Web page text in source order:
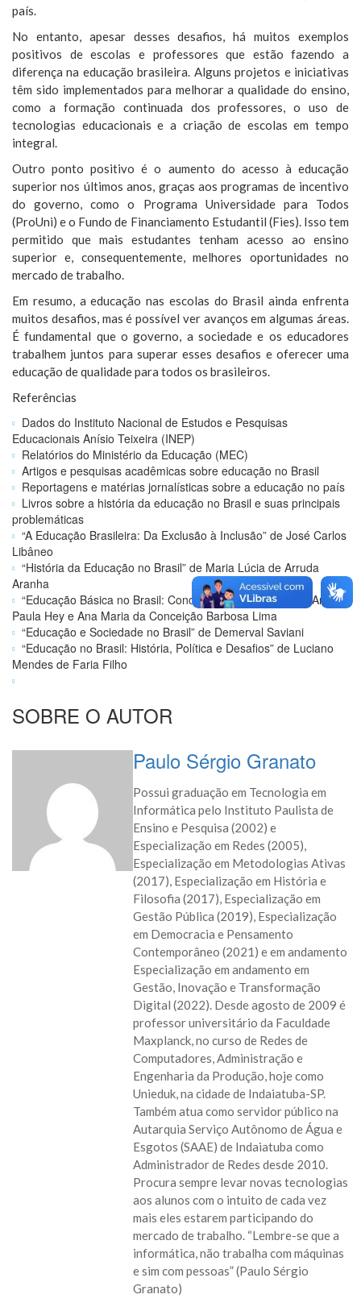
país.
No entanto, apesar desses desafios, há muitos exemplos
positivos de escolas e professores que estão fazendo a
diferença na educação brasileira. Alguns projetos e iniciativas
têm sido implementados para melhorar a qualidade do ensino,
como a formação continuada dos professores, o uso de
tecnologias educacionais e a criação de escolas em tempo
integral.
Outro ponto positivo é o aumento do acesso à educação
superior nos últimos anos, graças aos programas de incentivo
do governo, como o Programa Universidade para Todos
(ProUni) e o Fundo de Financiamento Estudantil (Fies). Isso tem
permitido que mais estudantes tenham acesso ao ensino
superior e, consequentemente, melhores oportunidades no
mercado de trabalho.
Em resumo, a educação nas escolas do Brasil ainda enfrenta
muitos desafios, mas é possível ver avanços em algumas áreas.
É fundamental que o governo, a sociedade e os educadores
trabalhem juntos para superar esses desafios e oferecer uma
educação de qualidade para todos os brasileiros.
Referências
Dados do Instituto Nacional de Estudos e Pesquisas
Educacionais Anísio Teixeira (INEP)
Relatórios do Ministério da Educação (MEC)
Artigos e pesquisas acadêmicas sobre educação no Brasil
Reportagens e matérias jornalísticas sobre a educação no país
Livros sobre a história da educação no Brasil e suas principais
problemáticas
“A Educação Brasileira: Da Exclusão à Inclusão” de José Carlos
Libâneo
“História da Educação no Brasil” de Maria Lúcia de Arruda
Aranha
“Educação Básica no Brasil: Conceitos e Realidades” de Ana
Paula Hey e Ana Maria da Conceição Barbosa Lima
“Educação e Sociedade no Brasil” de Demerval Saviani
“Educação no Brasil: História, Política e Desafios” de Luciano
Mendes de Faria Filho
SOBRE O AUTOR
Paulo Sérgio Granato
Possui graduação em Tecnologia em
Informática pelo Instituto Paulista de
Ensino e Pesquisa (2002) e
Especialização em Redes (2005),
Especialização em Metodologias Ativas
(2017), Especialização em História e
Filosofia (2017), Especialização em
Gestão Pública (2019), Especialização
em Democracia e Pensamento
Contemporâneo (2021) e em andamento
Especialização em andamento em
Gestão, Inovação e Transformação
Digital (2022). Desde agosto de 2009 é
professor universitário da Faculdade
Maxplanck, no curso de Redes de
Computadores, Administração e
Engenharia da Produção, hoje como
Unieduk, na cidade de Indaiatuba-SP.
Também atua como servidor público na
Autarquia Serviço Autônomo de Água e
Esgotos (SAAE) de Indaiatuba como
Administrador de Redes desde 2010.
Procura sempre levar novas tecnologias
aos alunos com o intuito de cada vez
mais eles estarem participando do
mercado de trabalho. “Lembre-se que a
informática, não trabalha com máquinas
e sim com pessoas” (Paulo Sérgio
Granato)